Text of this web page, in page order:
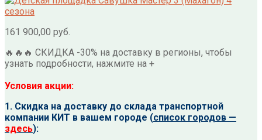
161 900,00 руб.
🔥🔥🔥 СКИДКА -30% на доставку в регионы, чтобы
узнать подробности, нажмите на +
Условия акции:
1. Скидка на доставку до склада транспортной
компании КИТ в вашем городе (список городов —
здесь):